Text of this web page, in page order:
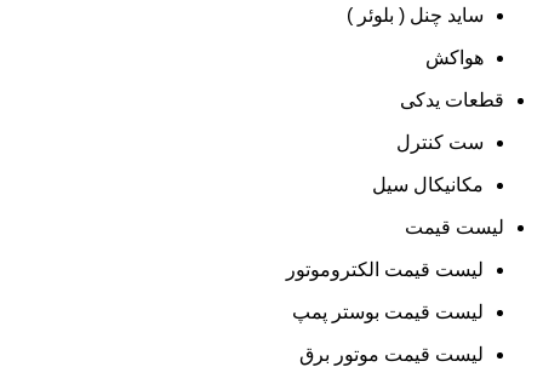
ساید چنل ( بلوئر )
هواکش
قطعات یدکی
ست کنترل
مکانیکال سیل
لیست قیمت
لیست قیمت الکتروموتور
لیست قیمت بوستر پمپ
لیست قیمت موتور برق